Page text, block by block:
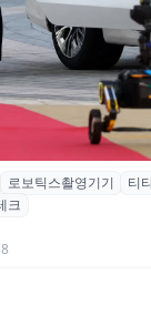
워즈 레드카
봇 ‘티타
로보틱스촬영기기
티
크